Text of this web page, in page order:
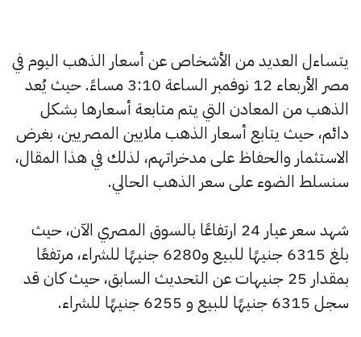
يتساءل العديد من الأشخاص عن أسعار الذهب اليوم في
مصر الأربعاء 12 نوفمبر الساعة 3:10 مساءً. حيث يُعد
الذهب من المعادن التي يتم متابعة أسعارها بشكل
دائم، حيث يتابع أسعار الذهب ملايين المصريين، بغرض
الاستثمار والحفاظ على مدخراتهم، لذلك في هذا المقال،
سنسلط الضوء على سعر الذهب الحالي.
شهد سعر عيار 24 ارتفاعًا بالسوق المصري الآن، حيث
بلغ 6315 جنيهًا للبيع و6280 جنيهًا للشراء، مرتفعًا
بمقدار 25 جنيهات عن التحديث السابق، حيث كان قد
سجل 6315 جنيهًا للبيع و 6255 جنيهًا للشراء.